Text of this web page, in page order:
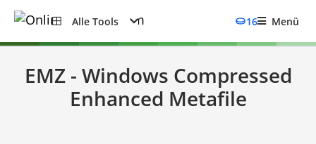
Alle Tools 16 Menü
EMZ - Windows Compressed
Enhanced Metafile